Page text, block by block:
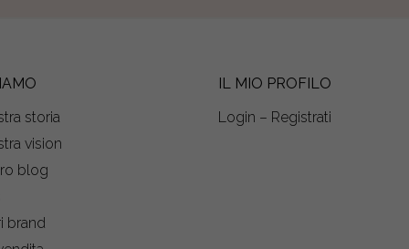
storia
vision
blog
brand
IL MIO PROFILO
Login – Registrati